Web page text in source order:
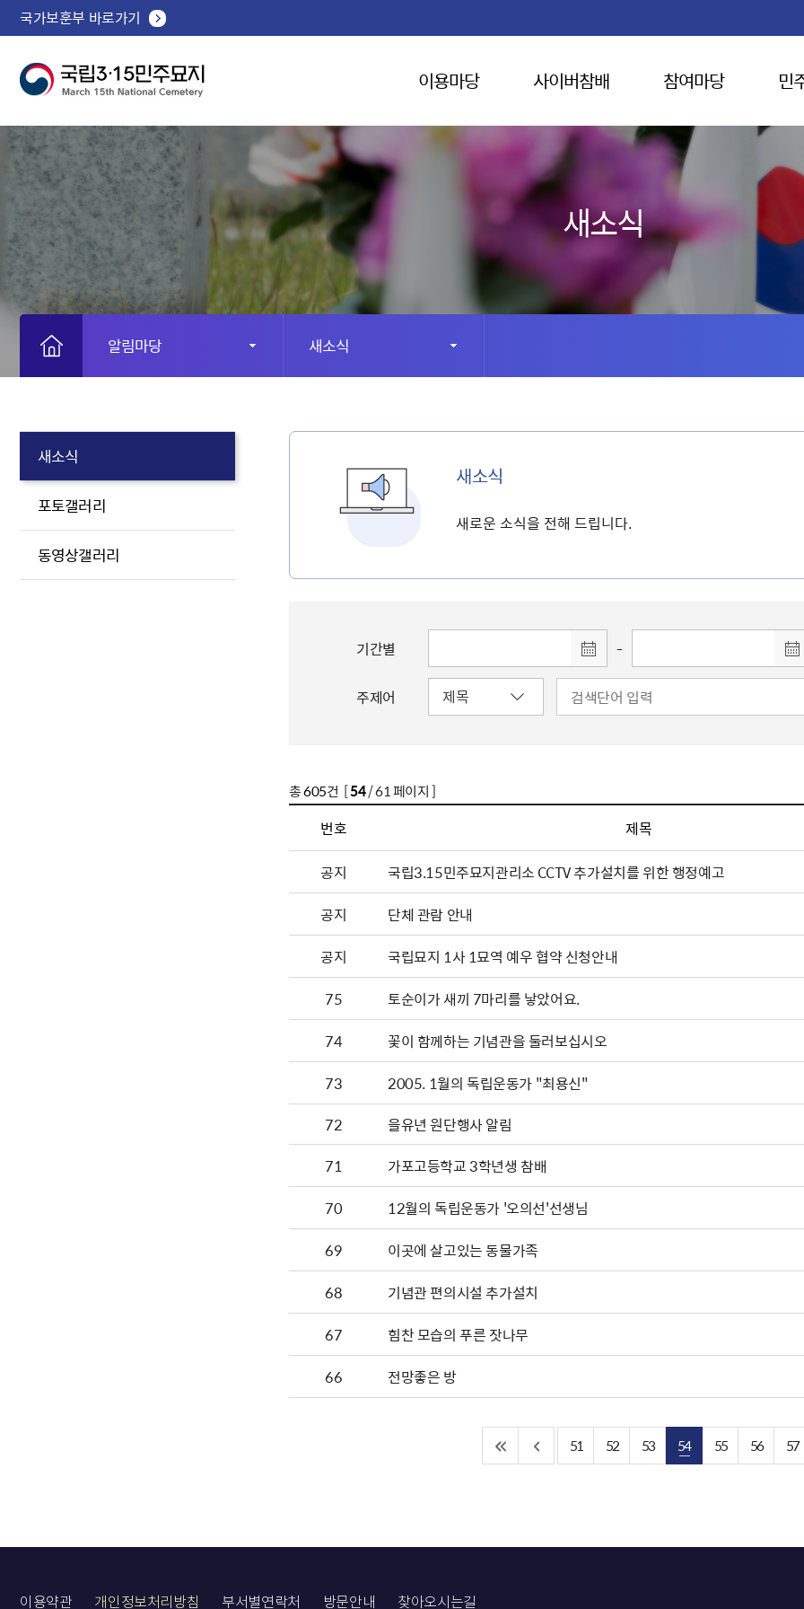
국가보훈부 바로가기
이용마당 사이버참배 참여마당 민
새소식
알림마당 새소식
새소식
포토갤러리
동영상갤러리
새소식
새로운 소식을 전해 드립니다.
기간별 -
주제어
총605건 [54/ 61 페이지 ]
번호 제목
공지
국립3.15민주묘지관리소 CCTV 추가설치를 위한 행정예고
공지
단체 관람 안내
공지
국립묘지 1사 1묘역 예우 협약 신청안내
75
토순이가 새끼 7마리를 낳았어요.
74
꽃이 함께하는 기념관을 둘러보십시오
73
2005. 1월의 독립운동가 "최용신"
72
을유년 원단행사 알림
71
가포고등학교 3학년생 참배
70
12월의 독립운동가 '오의선'선생님
69
이곳에 살고있는 동물가족
68
기념관 편의시설 추가설치
67
힘찬 모습의 푸른 잣나무
66
전망좋은 방
51 52 53 54 55 56 57
이용약관 개인정보처리방침 부서별연락처 방문안내 찾아오시는길